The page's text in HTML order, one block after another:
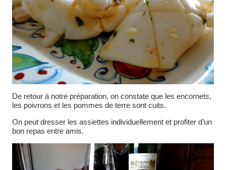
De retour à notre préparation, on constate que les encornets,
les poivrons et les pommes de terre sont cuits.
On peut dresser les assiettes individuellement et profiter d’un
bon repas entre amis.